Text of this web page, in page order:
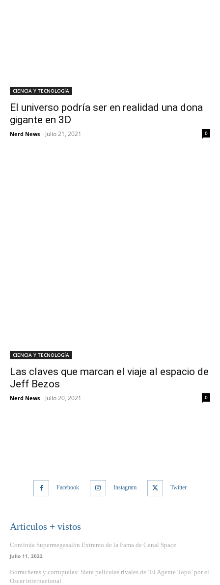
CIENCIA Y TECNOLOGÍA
El universo podría ser en realidad una dona
gigante en 3D
Nerd News - Julio 21, 2021 0
CIENCIA Y TECNOLOGÍA
Las claves que marcan el viaje al espacio de
Jeff Bezos
Nerd News - Julio 20, 2021 0
Facebook Instagram Twitter
Articulos + vistos
Continúa Supermegasalón Extremo de la Fama de Canal Space
Julio 11, 2022
Borracheras y corruptelas: Siete películas rivales de ‘El Agente Topo’ por el
Oscar internacional